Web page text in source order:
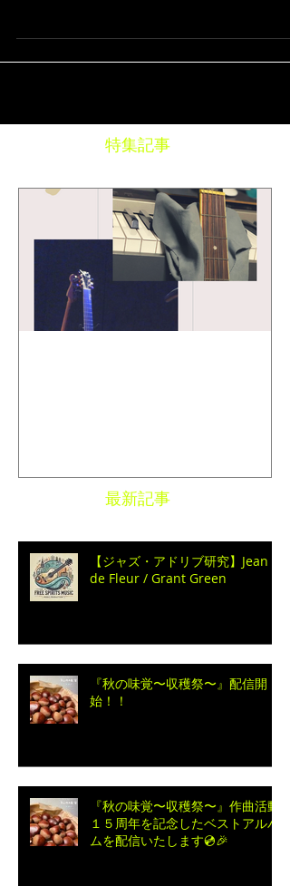
特集記事
最新記事
【ジャズ・アドリブ研究】Jean
de Fleur / Grant Green
『秋の味覚〜収穫祭〜』配信開
始！！
『秋の味覚〜収穫祭〜』作曲活動
１５周年を記念したベストアルバ
ムを配信いたします💿🎉